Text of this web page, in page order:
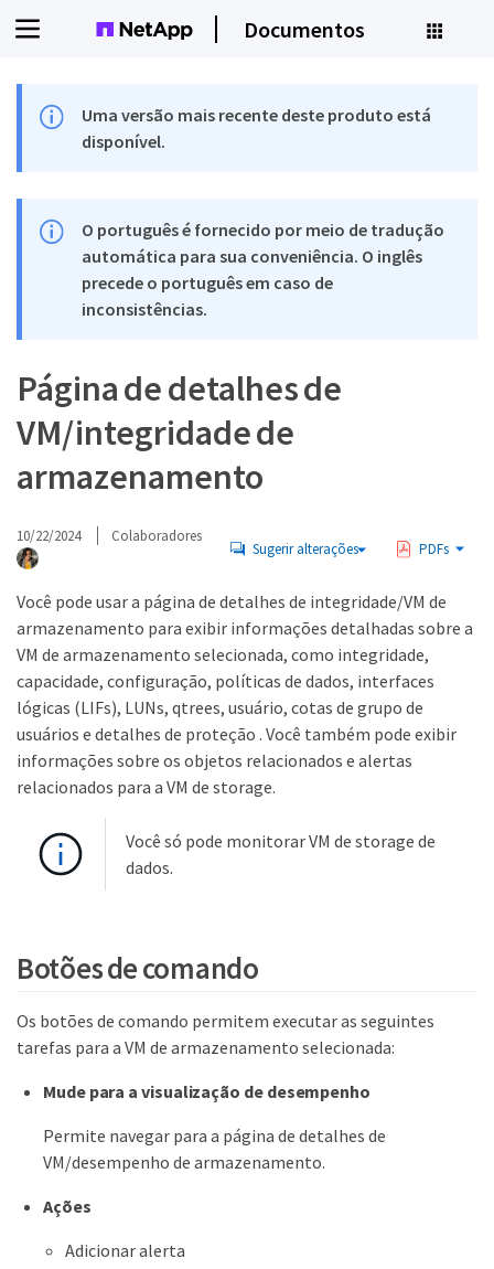
Documentos
Uma versão mais recente deste produto está
disponível.
O português é fornecido por meio de tradução
automática para sua conveniência. O inglês
precede o português em caso de
inconsistências.
Página de detalhes de
VM/integridade de
armazenamento
10/22/2024 Colaboradores
Sugerir alterações PDFs
Você pode usar a página de detalhes de integridade/VM de
armazenamento para exibir informações detalhadas sobre a
VM de armazenamento selecionada, como integridade,
capacidade, configuração, políticas de dados, interfaces
lógicas (LIFs), LUNs, qtrees, usuário, cotas de grupo de
usuários e detalhes de proteção . Você também pode exibir
informações sobre os objetos relacionados e alertas
relacionados para a VM de storage.
Você só pode monitorar VM de storage de
dados.
Botões de comando
Os botões de comando permitem executar as seguintes
tarefas para a VM de armazenamento selecionada:
Mude para a visualização de desempenho
Permite navegar para a página de detalhes de
VM/desempenho de armazenamento.
Ações
Adicionar alerta